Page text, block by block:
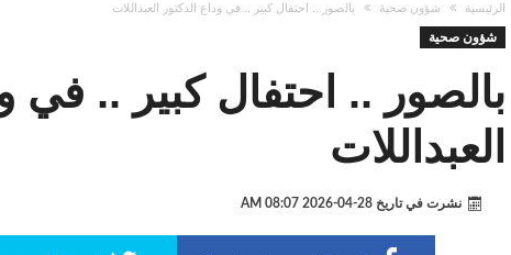
الرئيسية شؤون صحية بالصور .. احتفال كبير .. في وداع الدكتور العبداللات
شؤون صحية
بالصور .. احتفال كبير .. في
العبداللات
نشرت في تاريخ 28-04-2026 08:07 AM